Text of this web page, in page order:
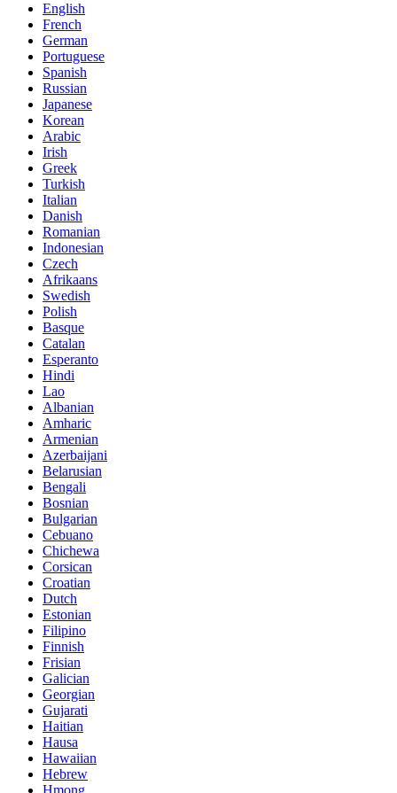
English
French
German
Portuguese
Spanish
Russian
Japanese
Korean
Arabic
Irish
Greek
Turkish
Italian
Danish
Romanian
Indonesian
Czech
Afrikaans
Swedish
Polish
Basque
Catalan
Esperanto
Hindi
Lao
Albanian
Amharic
Armenian
Azerbaijani
Belarusian
Bengali
Bosnian
Bulgarian
Cebuano
Chichewa
Corsican
Croatian
Dutch
Estonian
Filipino
Finnish
Frisian
Galician
Georgian
Gujarati
Haitian
Hausa
Hawaiian
Hebrew